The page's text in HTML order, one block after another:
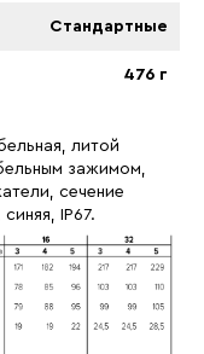
Стандартные
476 г
литой
зажимом,
сечение
IP67.